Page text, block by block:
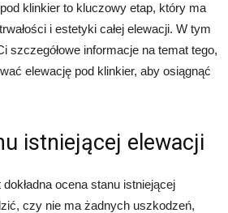
klinkier to kluczowy etap, który ma
i estetyki całej elewacji. W tym
szczegółowe informacje na temat tego,
elewację pod klinkier, aby osiągnąć
istniejącej elewacji
ocena stanu istniejącej
czy nie ma żadnych uszkodzeń,